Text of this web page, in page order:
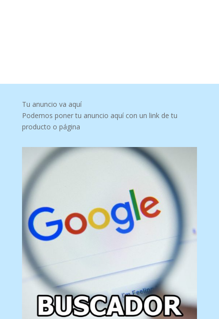
Tu anuncio va aquí
Podemos poner tu anuncio aquí con un link de tu
producto o página